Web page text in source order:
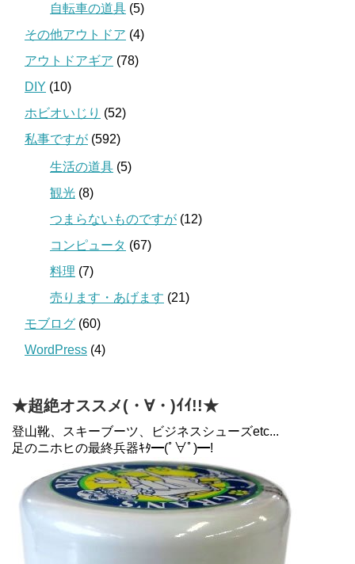
自転車の道具 (5)
その他アウトドア (4)
アウトドアギア (78)
DIY (10)
ホビオいじり (52)
私事ですが (592)
生活の道具 (5)
観光 (8)
つまらないものですが (12)
コンピュータ (67)
料理 (7)
売ります・あげます (21)
モブログ (60)
WordPress (4)
★超絶オススメ(・∀・)ｲｲ!!★
登山靴、スキーブーツ、ビジネスシューズetc...
足のニホヒの最終兵器ｷﾀ━(ﾟ∀ﾟ)━!